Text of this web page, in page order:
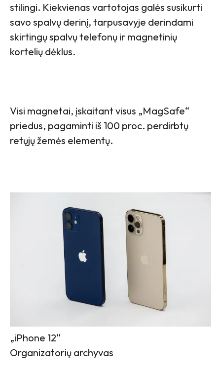
stilingi. Kiekvienas vartotojas galės susikurti
savo spalvų derinį, tarpusavyje derindami
skirtingų spalvų telefonų ir magnetinių
kortelių dėklus.
Visi magnetai, įskaitant visus „MagSafe“
priedus, pagaminti iš 100 proc. perdirbtų
retųjų žemės elementų.
„iPhone 12“
Organizatorių archyvas